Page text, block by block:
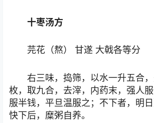
十枣汤方
芫花（熬） 甘遂 大戟各等分
右三味，捣筛，以水一升五合
枚，取九合，去滓，内药末，强人
服半钱，平旦温服之；不下者，明
快下后，糜粥自养。